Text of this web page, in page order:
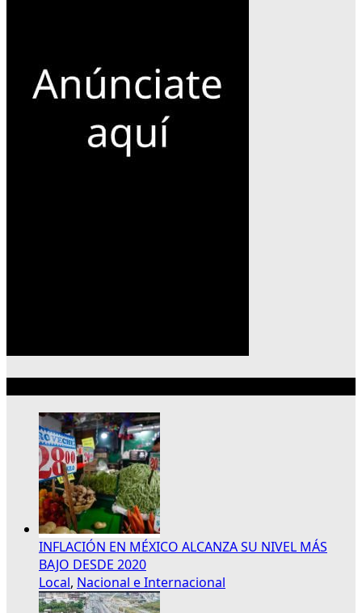
INFLACIÓN EN MÉXICO ALCANZA SU NIVEL MÁS
BAJO DESDE 2020
Local, Nacional e Internacional